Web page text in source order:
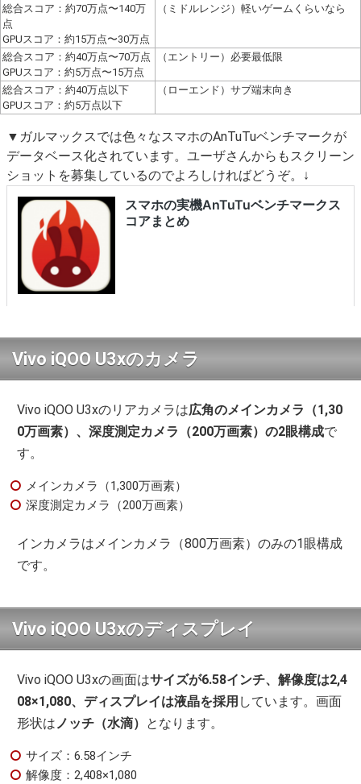
総合スコア：約70万点〜140万
点
GPUスコア：約15万点〜30万点
（ミドルレンジ）軽いゲームくらいなら
総合スコア：約40万点〜70万点
GPUスコア：約5万点〜15万点
（エントリー）必要最低限
総合スコア：約40万点以下
GPUスコア：約5万点以下
（ローエンド）サブ端末向き
▼ガルマックスでは色々なスマホのAnTuTuベンチマークが
データベース化されています。ユーザさんからもスクリーン
ショットを募集しているのでよろしければどうぞ。↓
Vivo iQOO U3xのカメラ
Vivo iQOO U3xのリアカメラは広角のメインカメラ（1,30
0万画素）、深度測定カメラ（200万画素）の2眼構成で
す。
メインカメラ（1,300万画素）
深度測定カメラ（200万画素）
インカメラはメインカメラ（800万画素）のみの1眼構成
です。
Vivo iQOO U3xのディスプレイ
Vivo iQOO U3xの画面はサイズが6.58インチ、解像度は2,4
08×1,080、ディスプレイは液晶を採用 しています。画面
形状はノッチ（水滴） となります。
サイズ：6.58インチ
解像度：2,408×1,080